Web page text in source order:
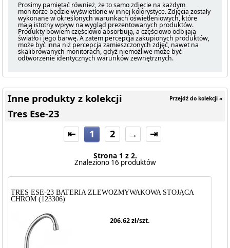
Prosimy pamiętać również, że to samo zdjęcie na każdym
monitorze będzie wyświetlone w innej kolorystyce. Zdjęcia zostały
wykonane w określonych warunkach oświetleniowych, które
mają istotny wpływ na wygląd prezentowanych produktów.
Produkty bowiem częściowo absorbują, a częściowo odbijają
światło i jego barwę. A zatem percepcja zakupionych produktów,
może być inna niż percepcja zamieszczonych zdjęć, nawet na
skalibrowanych monitorach, gdyż niemożliwe może być
odtworzenie identycznych warunków zewnętrznych.
Przejdź do kolekcji »
Inne produkty z kolekcji
Tres Ese-23
⇤ 1 2 → ⇥
Strona 1 z 2.
Znaleziono 16 produktów
TRES ESE-23 BATERIA ZLEWOZMYWAKOWA STOJĄCA
CHROM (123306)
206.62zł/szt.